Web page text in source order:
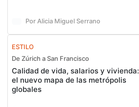
Por Alicia Miguel Serrano
ESTILO
De Zúrich a San Francisco
Calidad de vida, salarios y vivienda:
el nuevo mapa de las metrópolis
globales